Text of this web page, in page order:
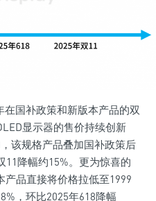
国补政策和新版本产品的双
显示器的售价持续创新
该规格产品叠加国补政策后
11降幅约15%。更为惊喜的
产品直接将价格拉低至1999
，环比2025年618降幅